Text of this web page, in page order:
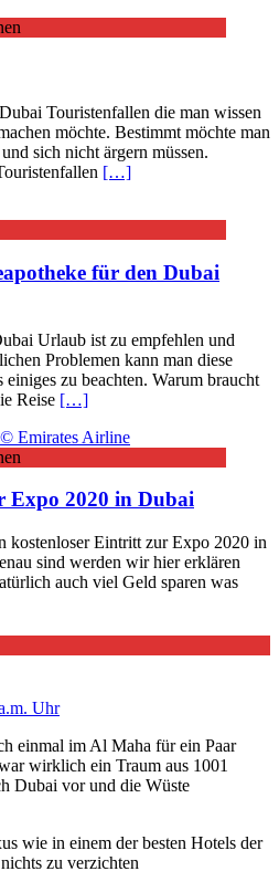
Touristenfallen die man wissen
möchte. Bestimmt möchte man
sich nicht ärgern müssen.
[…]
für den Dubai
Urlaub ist zu empfehlen und
Problemen kann man diese
zu beachten. Warum braucht
Reise […]
Expo 2020 in Dubai
kostenloser Eintritt zur Expo 2020 in
sind werden wir hier erklären
auch viel Geld sparen was
Uhr
einmal im Al Maha für ein Paar
wirklich ein Traum aus 1001
Dubai vor und die Wüste
wie in einem der besten Hotels der
zu verzichten